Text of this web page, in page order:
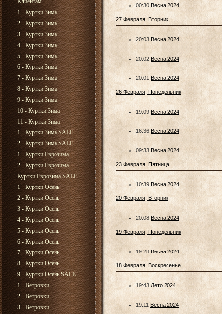
Клиентам
1 - Куртки Зима
2 - Куртки Зима
3 - Куртки Зима
4 - Куртки Зима
5 - Куртки Зима
6 - Куртки Зима
7 - Куртки Зима
8 - Куртки Зима
9 - Куртки Зима
10 - Куртки Зима
11 - Куртки Зима
1 - Куртки Зима SALE
2 - Куртки Зима SALE
1 - Куртки Еврозима
2 - Куртки Еврозима
Куртки Еврозима SALE
1 - Куртки Осень
2 - Куртки Осень
3 - Куртки Осень
4 - Куртки Осень
5 - Куртки Осень
6 - Куртки Осень
7 - Куртки Осень
8 - Куртки Осень
9 - Куртки Осень SALE
1 - Ветровки
2 - Ветровки
3 - Ветровки
00:30 Весна 2024
27 Февраля, Вторник
20:03 Весна 2024
20:02 Весна 2024
20:01 Весна 2024
26 Февраля, Понедельник
19:09 Весна 2024
16:36 Весна 2024
09:33 Весна 2024
23 Февраля, Пятница
10:39 Весна 2024
20 Февраля, Вторник
20:08 Весна 2024
19 Февраля, Понедельник
19:28 Весна 2024
18 Февраля, Воскресенье
19:43 Лето 2024
19:11 Весна 2024